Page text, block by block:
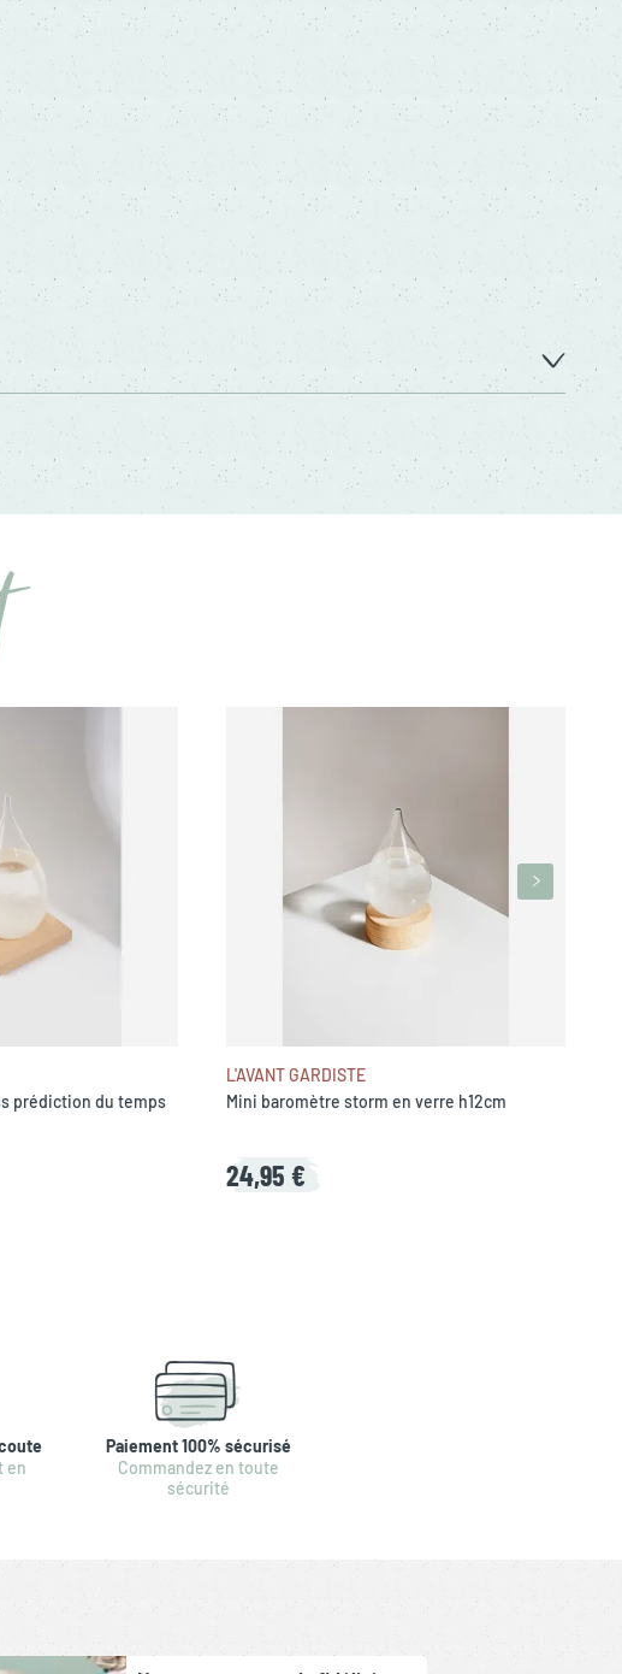
prédiction du temps
L'AVANT GARDISTE
Mini baromètre storm en verre h12cm
24,95 €
en
Paiement 100% sécurisé
Commandez en toute
sécurité